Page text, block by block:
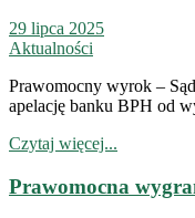
29 lipca 2025
Aktualności
Prawomocny wyrok –
apelację banku BPH od
Czytaj więcej...
Prawomocna